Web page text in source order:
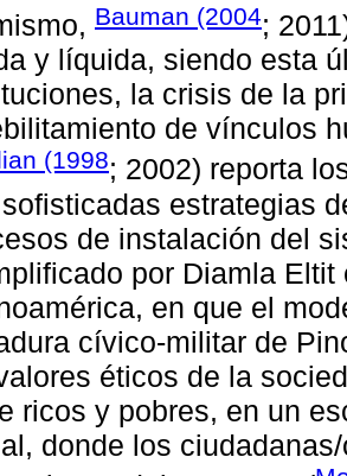
Bauman (2004;
y líquida, siendo esta
la crisis de la
de vínculos
(1998; 2002) reporta
estrategias
de instalación del
por Diamla
en que el
cívico-militar de
éticos de la
ricos y pobres, en un
donde los